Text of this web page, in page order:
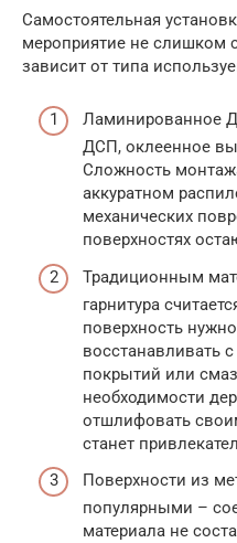
Самостоятельная
мероприятие не слишком
зависит от типа
Ламинированное
ДСП, оклеенное
Сложность
аккуратном
механических
поверхностях
Традиционным
гарнитура
поверхность
восстанавливать
покрытий или
необходимости
отшлифовать
станет
Поверхности из
популярными –
материала не